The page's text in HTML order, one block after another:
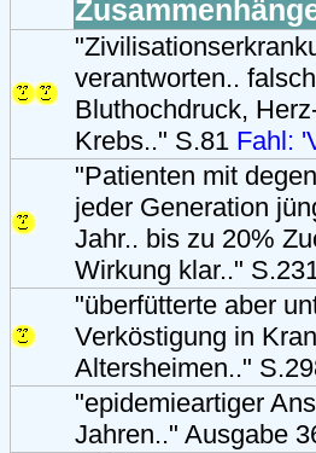
verantworten..
Bluthochdruck,
Krebs.." S.81 Fahl:
"Patienten mit
jeder Generation
Jahr.. bis zu 20%
Wirkung klar.."
"überfütterte aber
Verköstigung in
Altersheimen.."
"epidemieartiger
Jahren.." Ausgabe